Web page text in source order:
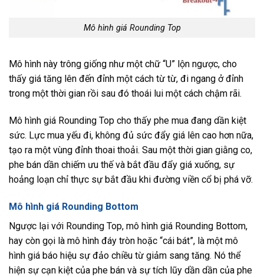
Mô hình giá Rounding Top
Mô hình này trông giống như một chữ “U” lộn ngược, cho
thấy giá tăng lên đến đỉnh một cách từ từ, đi ngang ở đỉnh
trong một thời gian rồi sau đó thoái lui một cách chậm rãi.
Mô hình giá Rounding Top cho thấy phe mua đang dần kiệt
sức. Lực mua yếu đi, không đủ sức đẩy giá lên cao hơn nữa,
tạo ra một vùng đỉnh thoai thoải. Sau một thời gian giằng co,
phe bán dần chiếm ưu thế và bắt đầu đẩy giá xuống, sự
hoảng loạn chỉ thực sự bắt đầu khi đường viền cổ bị phá vỡ.
Mô hình giá Rounding Bottom
Ngược lại với Rounding Top, mô hình giá Rounding Bottom,
hay còn gọi là mô hình đáy tròn hoặc “cái bát”, là một mô
hình giá báo hiệu sự đảo chiều từ giảm sang tăng. Nó thể
hiện sự cạn kiệt của phe bán và sự tích lũy dần dần của phe